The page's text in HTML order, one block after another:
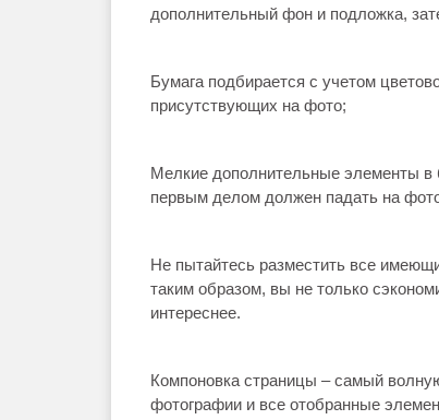
дополнительный фон и подложка,
Бумага подбирается с учетом
присутствующих на фото;
Мелкие дополнительные элементы в
первым делом должен падать на
Не пытайтесь разместить все
таким образом, вы не только
интереснее.
Компоновка страницы – самый
фотографии и все отобранные